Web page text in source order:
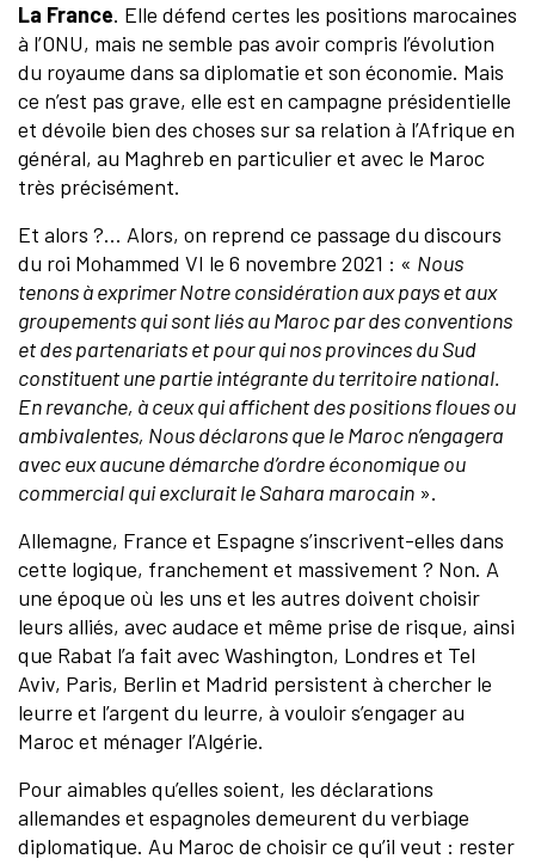
La France. Elle défend certes les positions marocaines
à l’ONU, mais ne semble pas avoir compris l’évolution
du royaume dans sa diplomatie et son économie. Mais
ce n’est pas grave, elle est en campagne présidentielle
et dévoile bien des choses sur sa relation à l’Afrique en
général, au Maghreb en particulier et avec le Maroc
très précisément.
Et alors ?... Alors, on reprend ce passage du discours
du roi Mohammed VI le 6 novembre 2021 : « Nous
tenons à exprimer Notre considération aux pays et aux
groupements qui sont liés au Maroc par des conventions
et des partenariats et pour qui nos provinces du Sud
constituent une partie intégrante du territoire national.
En revanche, à ceux qui affichent des positions floues ou
ambivalentes, Nous déclarons que le Maroc n’engagera
avec eux aucune démarche d’ordre économique ou
commercial qui exclurait le Sahara marocain ».
Allemagne, France et Espagne s’inscrivent-elles dans
cette logique, franchement et massivement ? Non. A
une époque où les uns et les autres doivent choisir
leurs alliés, avec audace et même prise de risque, ainsi
que Rabat l’a fait avec Washington, Londres et Tel
Aviv, Paris, Berlin et Madrid persistent à chercher le
leurre et l’argent du leurre, à vouloir s’engager au
Maroc et ménager l’Algérie.
Pour aimables qu’elles soient, les déclarations
allemandes et espagnoles demeurent du verbiage
diplomatique. Au Maroc de choisir ce qu’il veut : rester